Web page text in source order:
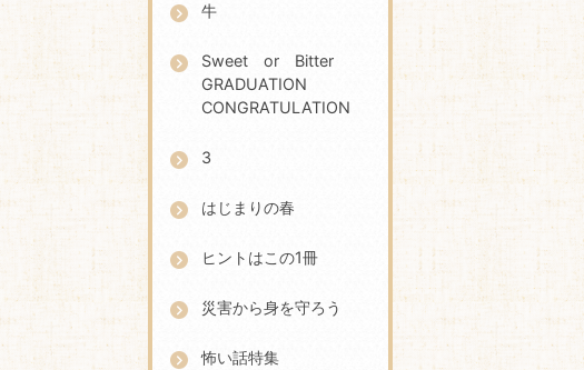
牛
Sweet or Bitter
GRADUATION
CONGRATULATION
3
はじまりの春
ヒントはこの1冊
災害から身を守ろう
怖い話特集